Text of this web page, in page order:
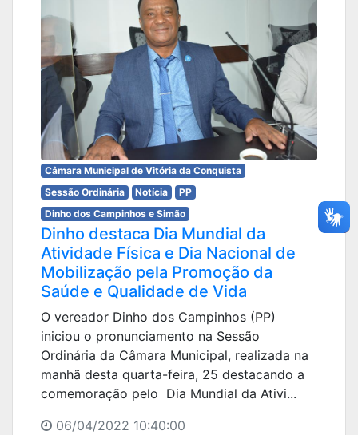
Câmara Municipal de Vitória da Conquista
Sessão Ordinária
Notícia
PP
Dinho dos Campinhos e Simão
Dinho destaca Dia Mundial da
Atividade Física e Dia Nacional de
Mobilização pela Promoção da
Saúde e Qualidade de Vida
O vereador Dinho dos Campinhos (PP)
iniciou o pronunciamento na Sessão
Ordinária da Câmara Municipal, realizada na
manhã desta quarta-feira, 25 destacando a
comemoração pelo Dia Mundial da Ativi...
06/04/2022 10:40:00